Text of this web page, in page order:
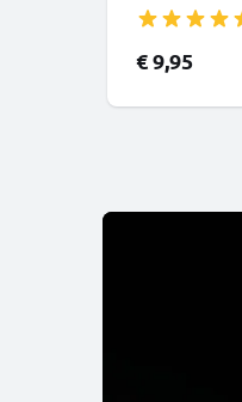
P600, EX-
camera van
€ 9,95